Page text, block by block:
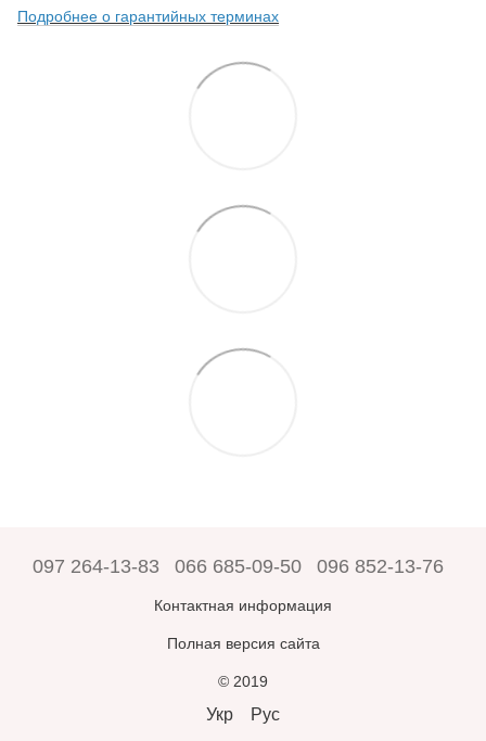
Подробнее о гарантийных терминах
097 264-13-83 066 685-09-50 096 852-13-76
Контактная информация
Полная версия сайта
© 2019
Укр Рус